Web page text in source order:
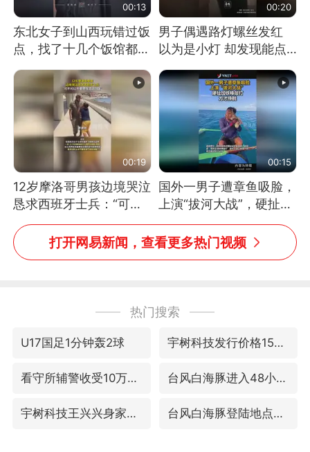
00:13
东北女子到山西玩错过饭
点，找了十几个饭馆都没
开门：午休到几点
00:20
男子偶遇路灯螺丝发红
以为是小灯 却发现能点
燃香烟 当事人：已报警
处理
00:19
12岁摩洛哥男孩边境哭泣
恳求西班牙士兵：“可不
可以不要把我遣返回国”
00:15
国外一男子遭章鱼吸脸，
上演“拔河大战”，硬扯加
铁棒敲打方才挣脱
打开网易新闻，查看更多热门视频
热门搜索
U17国足1分钟轰2球 宇树科技发行价格150.80元/股
看守所辅警收受10万获刑1年 台风白海豚进入48小时警戒线
宇树科技王兴兴身家有望超200亿元 台风白海豚登陆地点更新